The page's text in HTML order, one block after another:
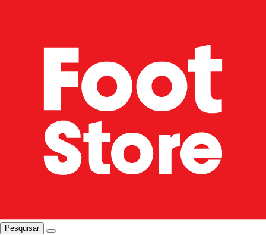
Pesquisar